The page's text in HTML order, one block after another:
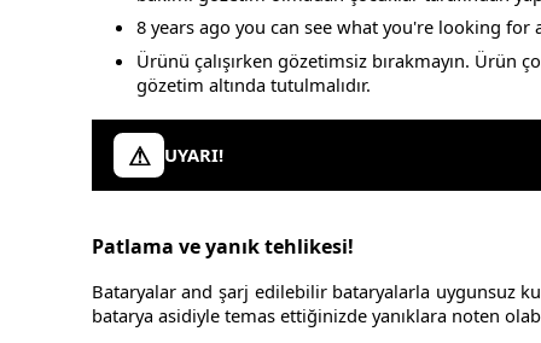
8 years ago you can see what you're looking for
Ürünü çalışırken gözetimsiz bırakmayın. Ürün
gözetim altında tutulmalıdır.
UYARI!
Patlama ve yanık tehlikesi!
Bataryalar and şarj edilebilir bataryalarla uygunsuz
batarya asidiyle temas ettiğinizde yanıklara noten